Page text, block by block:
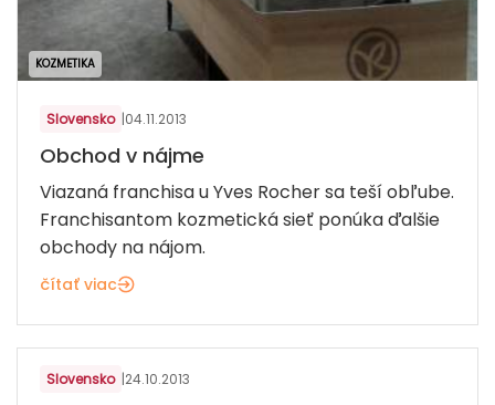
KOZMETIKA
Slovensko |04.11.2013
Obchod v nájme
Viazaná franchisa u Yves Rocher sa teší obľube.
Franchisantom kozmetická sieť ponúka ďalšie
obchody na nájom.
čítať viac
KOZMETIKA
Slovensko |24.10.2013